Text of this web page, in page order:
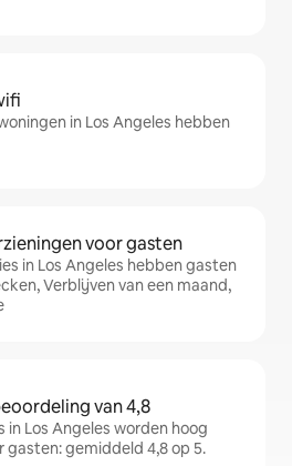
in Los Angeles hebben
voor gasten
in Los Angeles hebben gasten
Verblijven van een maand,
van 4,8
Los Angeles worden hoog
gasten: gemiddeld 4,8 op 5.